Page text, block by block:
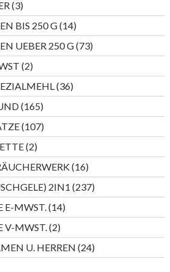
33
Produkte
BIS 250 G 1414
Produkte
UEBER 250 G 7373
Produkte
22
Produkte
3636
Produkte
165165
Produkte
107107
Produkte
22
Produkte
1616
Produkte
2IN1 237237
Produkte
E-MWST. 1414
Produkte
V-MWST. 22
Produkte
U. HERREN 2424
Produkte